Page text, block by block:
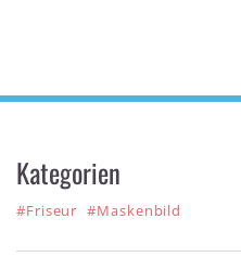
Kategorien
#Friseur #Maskenbild